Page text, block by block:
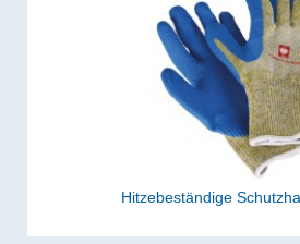
Hitzebeständige